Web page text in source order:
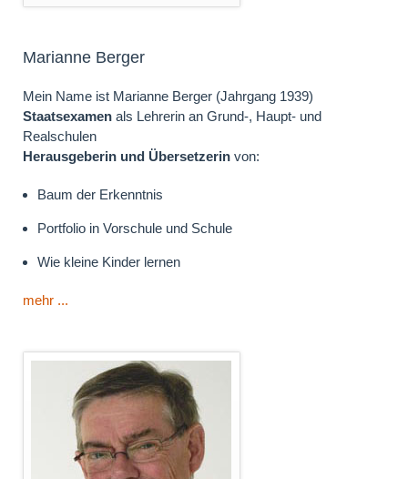
Marianne Berger
Mein Name ist Marianne Berger (Jahrgang 1939)
Staatsexamenals Lehrerin an Grund-, Haupt- und
Realschulen
Herausgeberin und Übersetzerinvon:
Baum der Erkenntnis
Portfolio in Vorschule und Schule
Wie kleine Kinder lernen
mehr ...